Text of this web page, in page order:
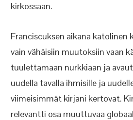
kirkossaan.
Franciscuksen aikana
vain vähäisiin muutoksiin vaan
tuulettamaan nurkkiaan ja
uudella tavalla ihmisille ja
viimeisimmät kirjani kertovat.
relevantti osa muuttuvaa